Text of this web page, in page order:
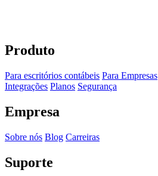
Produto
Para escritórios contábeis Para Empresas
Integrações Planos Segurança
Empresa
Sobre nós Blog Carreiras
Suporte